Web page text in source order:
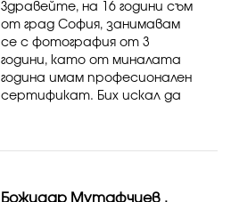
Здравейте, на 16 години съм
от град София, занимавам
се с фотография от 3
години, като от миналата
година имам професионален
сертификат. Бих искал да
конкурентни цени, отлично
Божидар Мутафчиев ,